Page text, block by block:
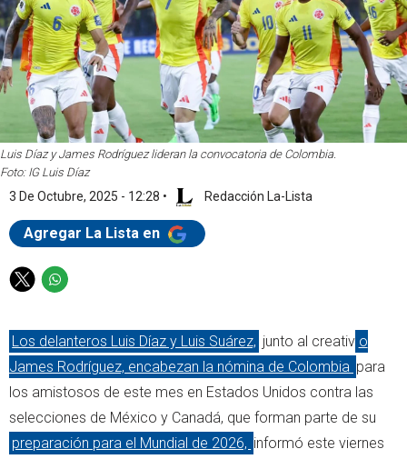
Luis Díaz y James Rodríguez lideran la convocatoria de Colombia.
Foto: IG Luis Díaz
3 De Octubre, 2025 - 12:28 • Redacción La-Lista
Agregar La Lista en
T
i
t
t
e
r
W
a
t
s
a
p
p
Los delanteros Luis Díaz y Luis Suárez, junto al creativ o
James Rodríguez, encabezan la nómina de Colombia para
los amistosos de este mes en Estados Unidos contra las
selecciones de México y Canadá, que forman parte de su
preparación para el Mundial de 2026, informó este viernes